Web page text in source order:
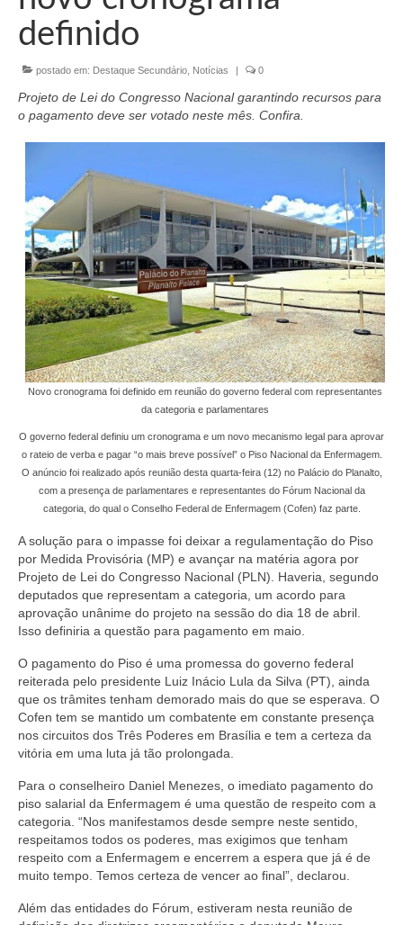
Conselheiros e Diretoria
Câmaras Técnicas
Carta de Serviços ao Cidadão
Transparência e Prestação de Contas
Eleições
Eleições Triênio 2027-2029
Eleições 2023
Eleições Anteriores
Agenda do presidente
Editais e licitação
Eleições
Fiscalização
Responsabilidade Técnica
Legislações
Decisões
Portarias
Resoluções
Desagravo Público
Processos Éticos
Suspensão do Exercício Profissional
Procedimento para registro
definido
postado em: Destaque Secundário Notícias | 0
Projeto de Lei do Congresso Nacional garantindo recursos para
o pagamento deve ser votado neste mês. Confira.
Novo cronograma foi definido em reunião do governo federal com representantes
da categoria e parlamentares
O governo federal definiu um cronograma e um novo mecanismo legal para aprovar
o rateio de verba e pagar “o mais breve possível” o Piso Nacional da Enfermagem.
O anúncio foi realizado após reunião desta quarta-feira (12) no Palácio do Planalto,
com a presença de parlamentares e representantes do Fórum Nacional da
categoria, do qual o Conselho Federal de Enfermagem (Cofen) faz parte.
A solução para o impasse foi deixar a regulamentação do Piso
por Medida Provisória (MP) e avançar na matéria agora por
Projeto de Lei do Congresso Nacional (PLN). Haveria, segundo
deputados que representam a categoria, um acordo para
aprovação unânime do projeto na sessão do dia 18 de abril.
Isso definiria a questão para pagamento em maio.
O pagamento do Piso é uma promessa do governo federal
reiterada pelo presidente Luiz Inácio Lula da Silva (PT), ainda
que os trâmites tenham demorado mais do que se esperava. O
Cofen tem se mantido um combatente em constante presença
nos circuitos dos Três Poderes em Brasília e tem a certeza da
vitória em uma luta já tão prolongada.
Para o conselheiro Daniel Menezes, o imediato pagamento do
piso salarial da Enfermagem é uma questão de respeito com a
categoria. “Nos manifestamos desde sempre neste sentido,
respeitamos todos os poderes, mas exigimos que tenham
respeito com a Enfermagem e encerrem a espera que já é de
muito tempo. Temos certeza de vencer ao final”, declarou.
Além das entidades do Fórum, estiveram nesta reunião de